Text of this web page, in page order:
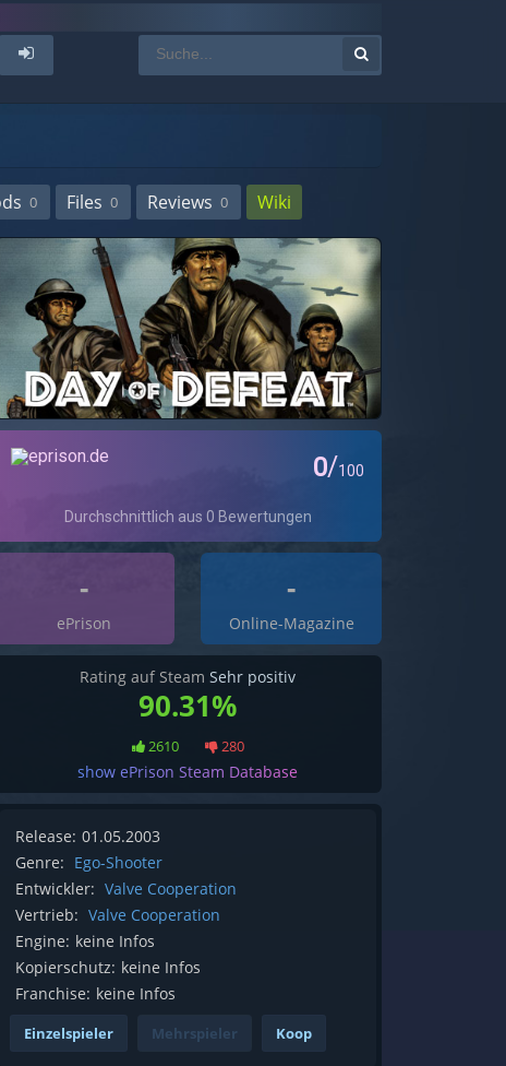
0 Files 0 Reviews 0 Wiki
-
ePrison
-
Online-Magazine
Rating auf Steam Sehr positiv
90.31%
2610 280
show ePrison Steam Database
Release: 01.05.2003
Genre: Ego-Shooter
Entwickler: Valve Cooperation
Vertrieb: Valve Cooperation
Engine: keine Infos
Kopierschutz: keine Infos
Franchise: keine Infos
Einzelspieler Mehrspieler Koop